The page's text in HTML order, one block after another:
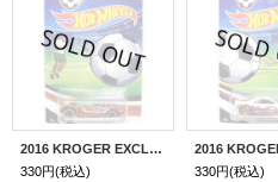
2016 KROGER EXCLUSIVE SOCCER SERIES 【GOLDEN ARROW】 RED/O5
330円(税込)
330円(税込)